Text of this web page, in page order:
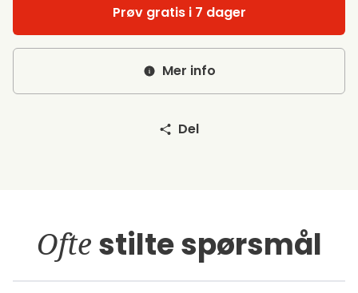
Prøv gratis i 7 dager
Mer info
Del
Ofte stilte spørsmål